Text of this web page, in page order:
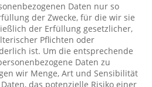
Daten nur so
der Zwecke, für die wir sie
der Erfüllung gesetzlicher,
Pflichten oder
ist. Um die entsprechende
Daten zu
wir Menge, Art und Sensibilität
das potenzielle Risiko einer